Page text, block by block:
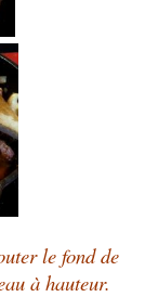
le fond de
à hauteur.